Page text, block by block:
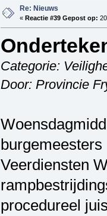
Re: Nieuws
« Reactie #39 Gepost op:
Categorie:
Door: Provincie
Veerdiensten
procedureel